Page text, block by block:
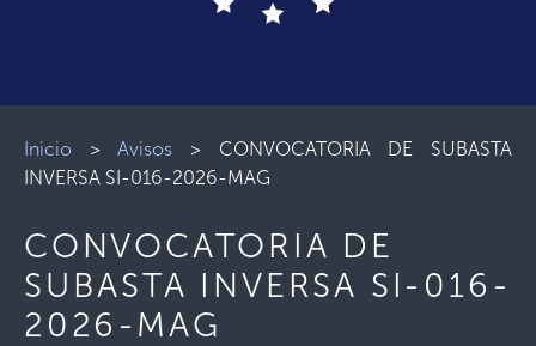
Inicio >Avisos > CONVOCATORIA DE SUBASTA
INVERSA SI-016-2026-MAG
CONVOCATORIA DE
SUBASTA INVERSA SI-016-
2026-MAG